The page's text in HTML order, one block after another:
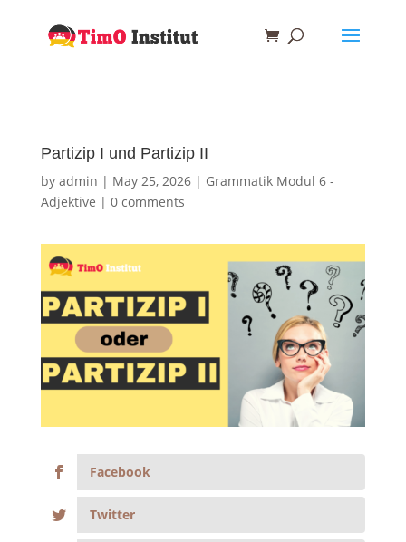
Partizip I und Partizip II
by admin | May 25, 2026| Grammatik Modul 6 -
Adjektive | 0 comments
Facebook
Twitter